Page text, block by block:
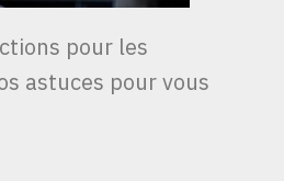
pour les
astuces pour vous